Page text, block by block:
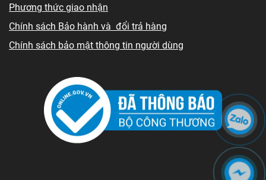
Phương thức giao nhận
Chính sách Bảo hành và đổi trả hàng
Chính sách bảo mật thông tin người dùng